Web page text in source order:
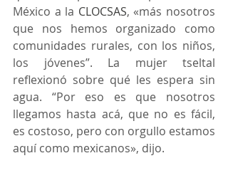
México a la CLOCSAS, «más nosotros
que nos hemos organizado como
comunidades rurales, con los niños,
los jóvenes”. La mujer tseltal
reflexionó sobre qué les espera sin
agua. “Por eso es que nosotros
llegamos hasta acá, que no es fácil,
es costoso, pero con orgullo estamos
aquí como mexicanos», dijo.